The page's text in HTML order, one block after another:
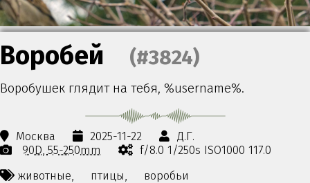
Воробей (#3824)
Воробушек глядит на тебя, %username%.
Москва 2025-11-22
Д.Г.
90D 55-250mm
f/8.0 1/250s ISO1000 117.0
животные,
птицы,
воробьи